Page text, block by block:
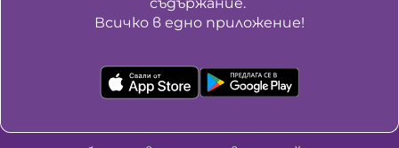
Всичко в едно приложение!